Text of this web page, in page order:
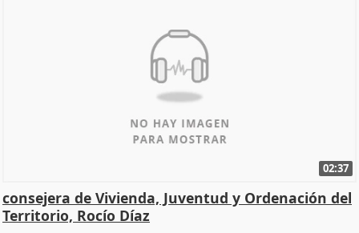
02:37
consejera de Vivienda, Juventud y Ordenación del
Territorio, Rocío Díaz